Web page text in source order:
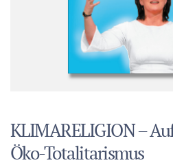
KLIMARELIGION –
Öko-Totalitarismus